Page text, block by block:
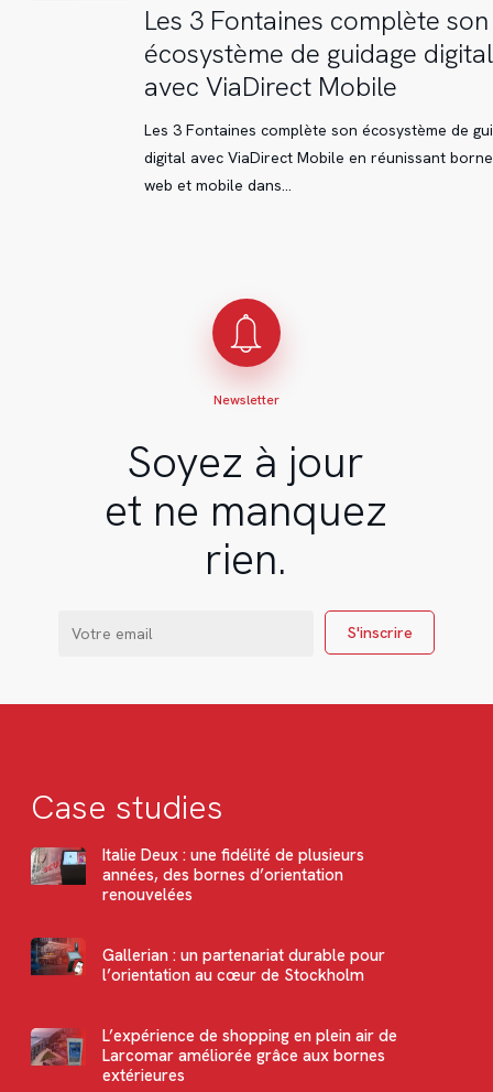
Les
Fontaines
complète
son
écosystème
Les 3 Fontaines complète son
écosystème de guidage digital
avec ViaDirect Mobile
Les 3 Fontaines complète son écosystème de
digital avec ViaDirect Mobile en réunissant
web et mobile dans…
Newsletter
Soyez à jour
et ne manquez
rien.
Case studies
Italie Deux : une fidélité de plusieurs
années, des bornes d’orientation
renouvelées
Gallerian : un partenariat durable pour
l’orientation au cœur de Stockholm
L’expérience de shopping en plein air de
Larcomar améliorée grâce aux bornes
extérieures